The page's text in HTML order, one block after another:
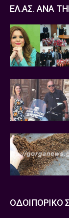
ΕΛ.ΑΣ. ΑΝΑ
ΟΔΟΙΠΟΡΙΚΟ